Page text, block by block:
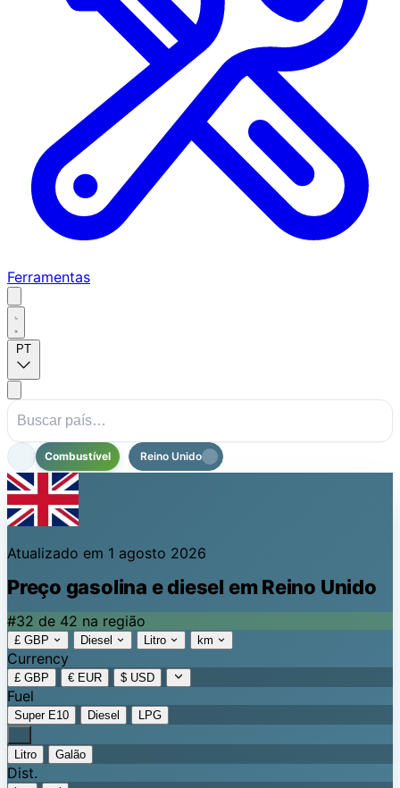
Ferramentas
PT
Combustível Reino Unido
Atualizado em 1 agosto 2026
Preço gasolina e diesel em Reino Unido
#32 de 42 na região
£ GBP Diesel Litro km
Currency
£ GBP € EUR $ USD
Fuel
Super E10 Diesel LPG
Litro Galão
Dist.